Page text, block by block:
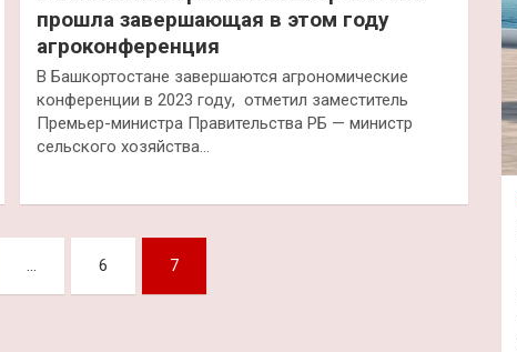
прошла завершающая в этом году
агроконференция
В Башкортостане завершаются агрономические
конференции в 2023 году, отметил заместитель
Премьер-министра Правительства РБ — министр
сельского хозяйства…
… 6 7